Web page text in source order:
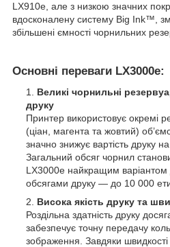
LX910e, але з низкою значних
вдосконалену систему Big Ink™,
збільшені ємності чорнильних
Основні переваги LX3000e:
Великі чорнильні
друку
Принтер використовує окремі
(ціан, магента та жовтий)
значно знижує вартість друку
Загальний обсяг чорнил
LX3000e найкращим варіантом
обсягами друку — до 10 000
Висока якість друку та
Роздільна здатність друку
забезпечує точну передачу
зображення. Завдяки